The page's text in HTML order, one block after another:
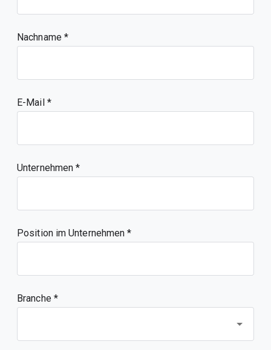
Nachname
E-Mail
Unternehmen
Position im Unternehmen
Branche *